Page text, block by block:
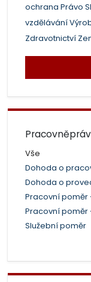
ochrana Právo
vzdělávání
Zdravotnictví
Vše
Dohoda o
Dohoda o
Pracovní poměr
Pracovní poměr
Služební poměr